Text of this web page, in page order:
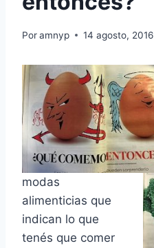
Poramnyp 14 agosto, 2016
modas
alimenticias que
indican lo que
tenés que comer